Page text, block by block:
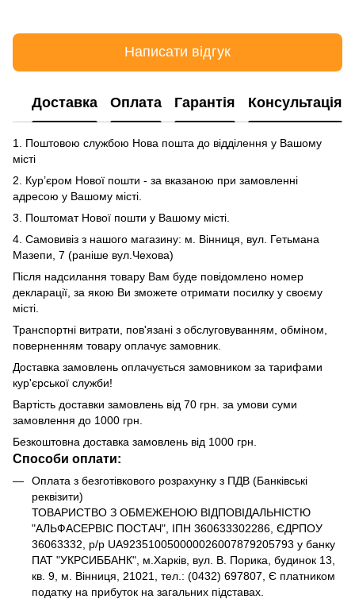
Написати відгук
Доставка Оплата Гарантія Консультація
1. Поштовою службою Нова пошта до відділення у Вашому
місті
2. Кур’єром Нової пошти - за вказаною при замовленні
адресою у Вашому місті.
3. Поштомат Нової пошти у Вашому місті.
4. Самовивіз з нашого магазину: м. Вінниця, вул. Гетьмана
Мазепи, 7 (раніше вул.Чехова)
Після надсилання товару Вам буде повідомлено номер
декларації, за якою Ви зможете отримати посилку у своєму
місті.
Транспортні витрати, пов'язані з обслуговуванням, обміном,
поверненням товару оплачує замовник.
Доставка замовлень оплачується замовником за тарифами
кур'єрської служби!
Вартість доставки замовлень від 70 грн. за умови суми
замовлення до 1000 грн.
Безкоштовна доставка замовлень від 1000 грн.
Способи оплати:
Оплата з безготівкового розрахунку з ПДВ (Банківські
реквізити)
ТОВАРИСТВО З ОБМЕЖЕНОЮ ВІДПОВІДАЛЬНІСТЮ
"АЛЬФАСЕРВІС ПОСТАЧ", ІПН 360633302286, ЄДРПОУ
36063332, р/р UA923510050000026007879205793 у банку
ПАТ "УКРСИББАНК", м.Харків, вул. В. Порика, будинок 13,
кв. 9, м. Вінниця, 21021, тел.: (0432) 697807, Є платником
податку на прибуток на загальних підставах.